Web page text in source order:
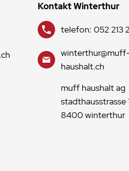
Kontakt Winterthur
telefon: 052 213
haushalt.ch
muff haushalt ag
stadthausstrasse
8400 winterthur